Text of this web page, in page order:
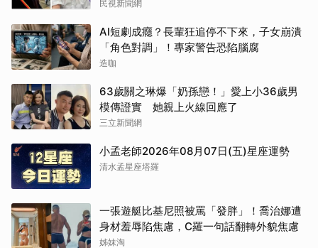
民視新聞網
AI短劇成癮？長輩狂追停不下來，子女崩潰
「角色對調」！專家警告恐陷腦腐
造咖
63歲關之琳爆「奶孫戀！」愛上小36歲男
模傳證實 她親上火線回應了
三立新聞網
小孟老師2026年08月07日(五)星座運勢
清水孟星座塔羅
一張遊艇比基尼照被罵「發胖」！喬治娜遭
身材羞辱陷焦慮，C羅一句話翻轉外貌焦慮
姊妹淘